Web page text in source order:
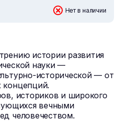
Нет в наличии
истории развития
науки —
исторической — от
концепций.
историков и широкого
вечными
человечеством.